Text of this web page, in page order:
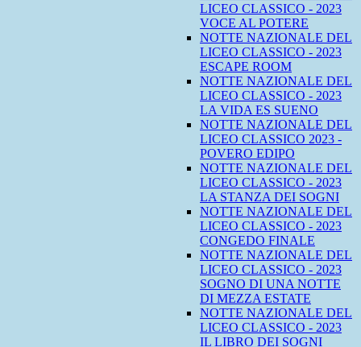
LICEO CLASSICO - 2023
VOCE AL POTERE
NOTTE NAZIONALE DEL
LICEO CLASSICO - 2023
ESCAPE ROOM
NOTTE NAZIONALE DEL
LICEO CLASSICO - 2023
LA VIDA ES SUENO
NOTTE NAZIONALE DEL
LICEO CLASSICO 2023 -
POVERO EDIPO
NOTTE NAZIONALE DEL
LICEO CLASSICO - 2023
LA STANZA DEI SOGNI
NOTTE NAZIONALE DEL
LICEO CLASSICO - 2023
CONGEDO FINALE
NOTTE NAZIONALE DEL
LICEO CLASSICO - 2023
SOGNO DI UNA NOTTE
DI MEZZA ESTATE
NOTTE NAZIONALE DEL
LICEO CLASSICO - 2023
IL LIBRO DEI SOGNI